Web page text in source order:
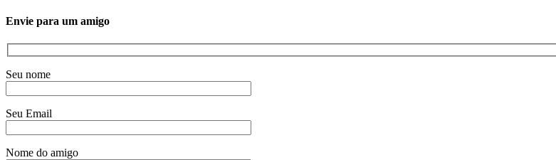
Envie para um amigo
Seu nome
Seu Email
Nome do amigo